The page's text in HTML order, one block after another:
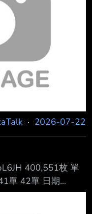
第42張單曲「是非
哇──！終
謝大家！！！ 最
· 2026-07-22
400,551枚 單
單 42單 日期
30 25/11/26